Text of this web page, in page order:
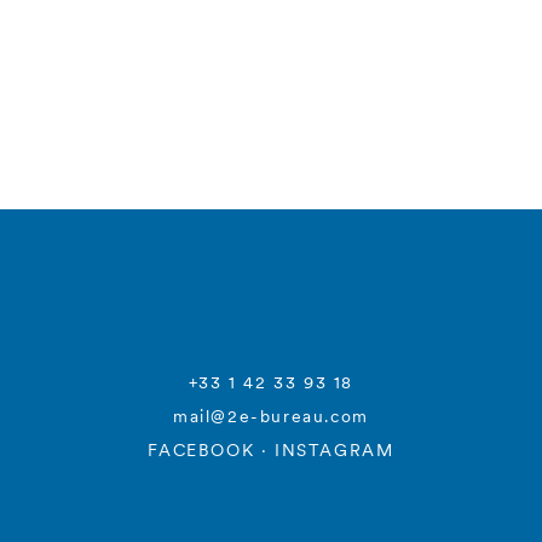
+33 1 42 33 93 18
mail@2e-bureau.com
FACEBOOK · INSTAGRAM